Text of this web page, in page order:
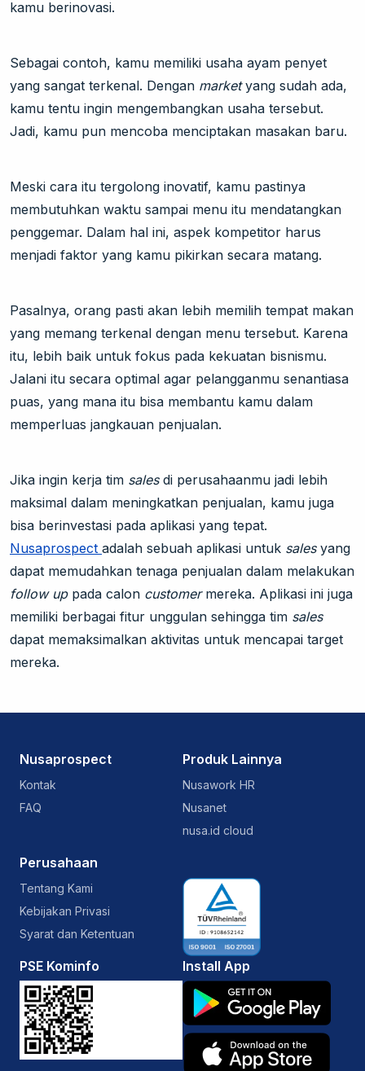
kamu berinovasi.
Sebagai contoh, kamu memiliki usaha ayam penyet
yang sangat terkenal. Dengan marketyang sudah ada,
kamu tentu ingin mengembangkan usaha tersebut.
Jadi, kamu pun mencoba menciptakan masakan baru.
Meski cara itu tergolong inovatif, kamu pastinya
membutuhkan waktu sampai menu itu mendatangkan
penggemar. Dalam hal ini, aspek kompetitor harus
menjadi faktor yang kamu pikirkan secara matang.
Pasalnya, orang pasti akan lebih memilih tempat makan
yang memang terkenal dengan menu tersebut. Karena
itu, lebih baik untuk fokus pada kekuatan bisnismu.
Jalani itu secara optimal agar pelangganmu senantiasa
puas, yang mana itu bisa membantu kamu dalam
memperluas jangkauan penjualan.
Jika ingin kerja tim sales di perusahaanmu jadi lebih
maksimal dalam meningkatkan penjualan, kamu juga
bisa berinvestasi pada aplikasi yang tepat.
Nusaprospect adalah sebuah aplikasi untuk sales yang
dapat memudahkan tenaga penjualan dalam melakukan
follow uppada calon customer mereka. Aplikasi ini juga
memiliki berbagai fitur unggulan sehingga tim sales
dapat memaksimalkan aktivitas untuk mencapai target
mereka.
Nusaprospect
Kontak
FAQ
Produk Lainnya
Nusawork HR
Nusanet
nusa.id cloud
Perusahaan
Tentang Kami
Kebijakan Privasi
Syarat dan Ketentuan
PSE Kominfo Install App